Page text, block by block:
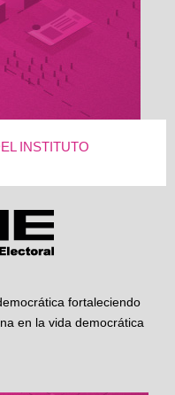
INSTITUTO
fortaleciendo
en la vida democrática